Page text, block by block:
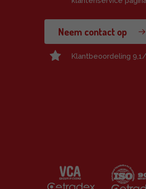
Neem contact op
Klantbeoordeling